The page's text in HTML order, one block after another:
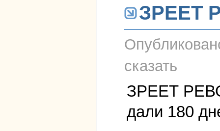
ЗРЕЕТ
сказать
ЗРЕЕТ
дали 180